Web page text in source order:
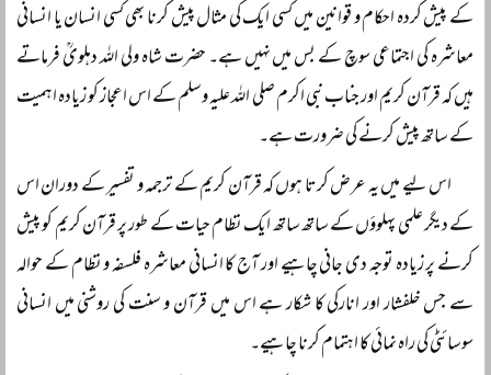
کے پیش کردہ احکام و قوانین میں کسی ایک کی مثال پیش کرنا بھی کسی انسان یا انسانی
معاشرہ کی اجتماعی سوچ کے بس میں نہیں ہے۔ حضرت شاہ ولی اللہ دہلویؒ فرماتے
ہیں کہ قرآن کریم اور جناب نبی اکرم صلی اللہ علیہ وسلم کے اس اعجاز کو زیادہ اہمیت
کے ساتھ پیش کرنے کی ضرورت ہے۔
اس لیے میں یہ عرض کرتا ہوں کہ قرآن کریم کے ترجمہ و تفسیر کے دوران اس
کے دیگر علمی پہلوؤں کے ساتھ ساتھ ایک نظام حیات کے طور پر قرآن کریم کو پیش
کرنے پر زیادہ توجہ دی جانی چاہیے اور آج کا انسانی معاشره فلسفہ و نظام کے حوالہ
سے جس خلفشار اور انارکی کا شکار ہے اس میں قرآن و سنت کی روشنی میں انسانی
سوسائٹی کی راہ نمائی کا اہتمام کرنا چاہیے۔